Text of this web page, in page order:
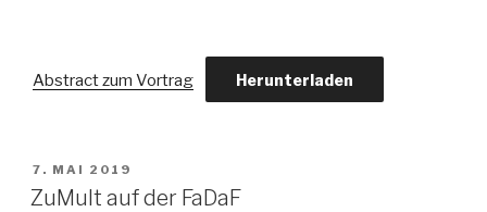
Abstract zum Vortrag Herunterladen
VERÖFFENTLICHT
AM
7. MAI 2019
ZuMult auf der FaDaF